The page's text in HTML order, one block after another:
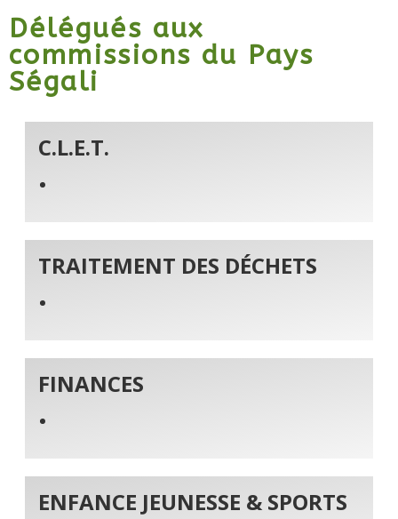
Délégués aux
commissions du Pays
Ségali
C.L.E.T.
TRAITEMENT DES DÉCHETS
FINANCES
ENFANCE JEUNESSE & SPORTS